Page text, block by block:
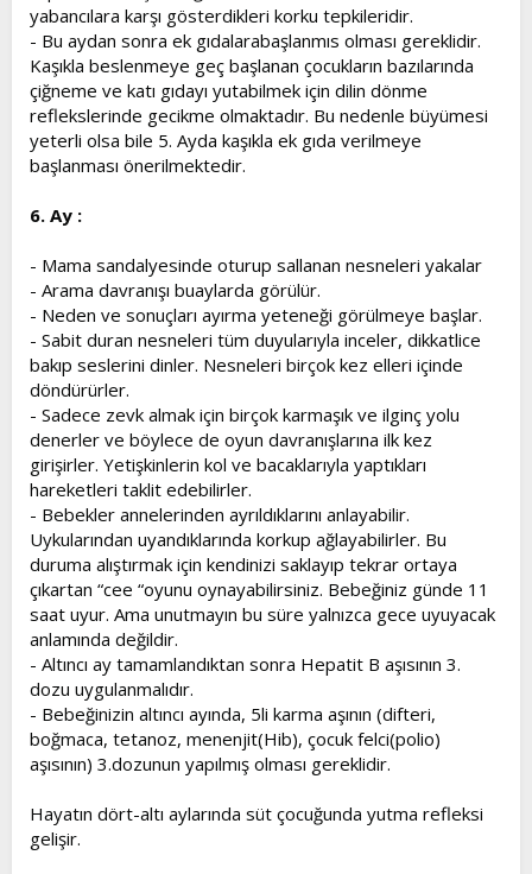
yabancılara karşı gösterdikleri korku tepkileridir.
- Bu aydan sonra ek gıdalarabaşlanmıs olması gereklidir.
Kaşıkla beslenmeye geç başlanan çocukların bazılarında
çiğneme ve katı gıdayı yutabilmek için dilin dönme
reflekslerinde gecikme olmaktadır. Bu nedenle büyümesi
yeterli olsa bile 5. Ayda kaşıkla ek gıda verilmeye
başlanması önerilmektedir.
6. Ay :
- Mama sandalyesinde oturup sallanan nesneleri yakalar
- Arama davranışı buaylarda görülür.
- Neden ve sonuçları ayırma yeteneği görülmeye başlar.
- Sabit duran nesneleri tüm duyularıyla inceler, dikkatlice
bakıp seslerini dinler. Nesneleri birçok kez elleri içinde
döndürürler.
- Sadece zevk almak için birçok karmaşık ve ilginç yolu
denerler ve böylece de oyun davranışlarına ilk kez
girişirler. Yetişkinlerin kol ve bacaklarıyla yaptıkları
hareketleri taklit edebilirler.
- Bebekler annelerinden ayrıldıklarını anlayabilir.
Uykularından uyandıklarında korkup ağlayabilirler. Bu
duruma alıştırmak için kendinizi saklayıp tekrar ortaya
çıkartan “cee “oyunu oynayabilirsiniz. Bebeğiniz günde 11
saat uyur. Ama unutmayın bu süre yalnızca gece uyuyacak
anlamında değildir.
- Altıncı ay tamamlandıktan sonra Hepatit B aşısının 3.
dozu uygulanmalıdır.
- Bebeğinizin altıncı ayında, 5li karma aşının (difteri,
boğmaca, tetanoz, menenjit(Hib), çocuk felci(polio)
aşısının) 3.dozunun yapılmış olması gereklidir.
Hayatın dört-altı aylarında süt çocuğunda yutma refleksi
gelişir.